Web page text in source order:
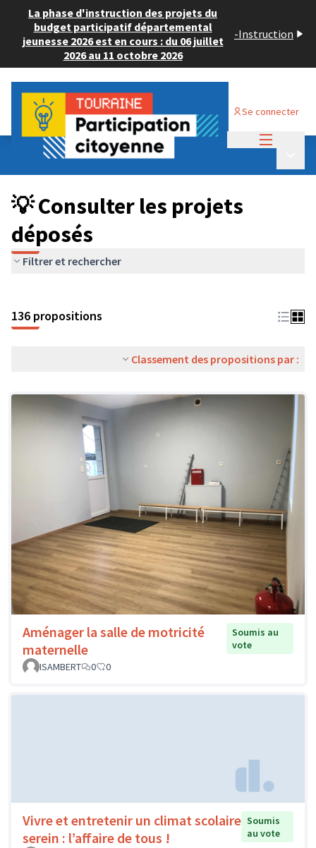
La phase d'instruction des projets du
budget participatif départemental
jeunesse 2026 est en cours : du 06 juillet
2026 au 11 octobre 2026
-Instruction
Se connecter
Budget Participatif JEUNESSE 2024
💡 Consulter les projets déposés
💡 Consulter les projets
déposés
Filtrer et rechercher
136 propositions
Classement des propositions par :
Aménager la salle de motricité
maternelle
Soumis au
vote
ISAMBERT
0 0
Vivre et entretenir un climat scolaire
serein : l’affaire de tous !
Soumis
au vote